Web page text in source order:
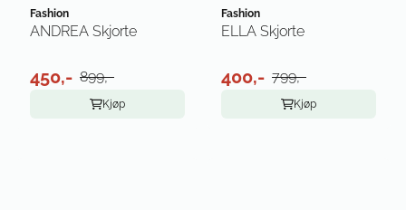
Fashion
ANDREA Skjorte
450,- 899,-
Kjøp
Fashion
ELLA Skjorte
400,- 799,-
Kjøp